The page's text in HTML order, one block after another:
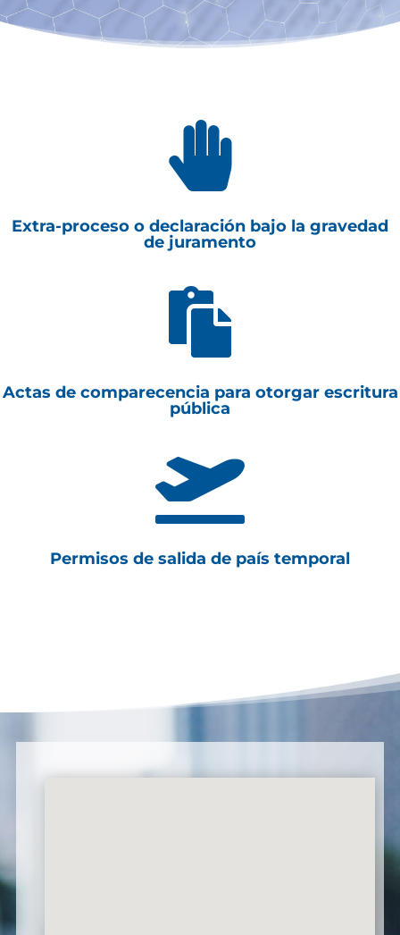

Extra-proceso o declaración bajo la gravedad
de juramento

Actas de comparecencia para otorgar escritura
pública

Permisos de salida de país temporal